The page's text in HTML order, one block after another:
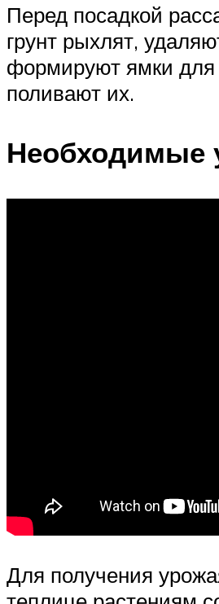
Перед посадкой
грунт рыхлят,
формируют ямки для
поливают их.
Необходимые
Для получения